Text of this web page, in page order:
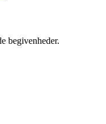
begivenheder.